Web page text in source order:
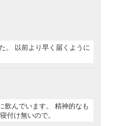
。 以前より早く届くように
んでいます。 精神的なも
付け無いので。